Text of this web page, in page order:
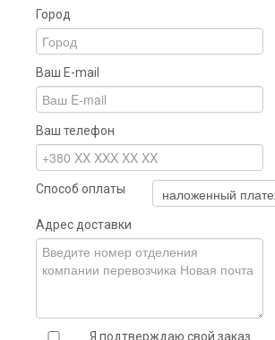
Город
Ваш E-mail
Ваш телефон
Способ оплаты
Адрес доставки
Я подтверждаю свой заказ